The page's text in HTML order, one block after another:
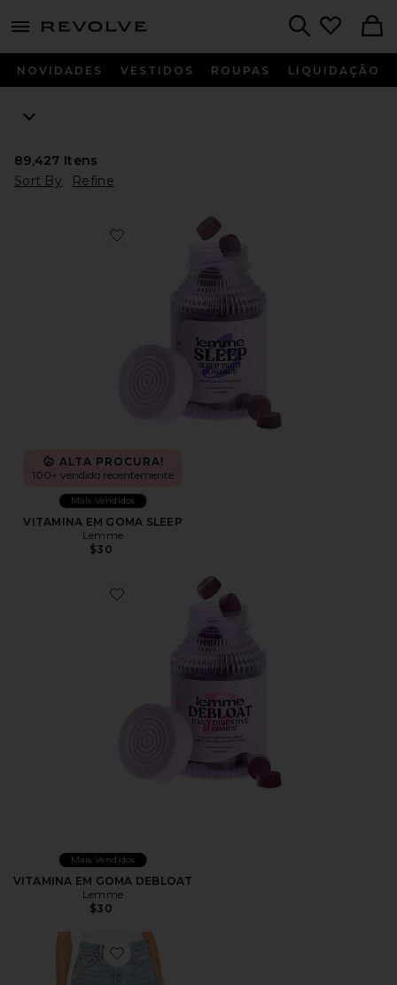
menu - shows more content
NOVIDADES VESTIDOS ROUPAS LIQUIDAÇÃO
89,427 Itens
Sort By
Refine
Favorite VITAMINA EM GOMA SLEEP
ALTA PROCURA!
100+ vendido recentemente
Mais Vendidos
VITAMINA EM GOMA SLEEP
Lemme
$30
Favorite VITAMINA EM GOMA DEBLOAT
Mais Vendidos
VITAMINA EM GOMA DEBLOAT
Lemme
$30
Favorite Parker Long Short